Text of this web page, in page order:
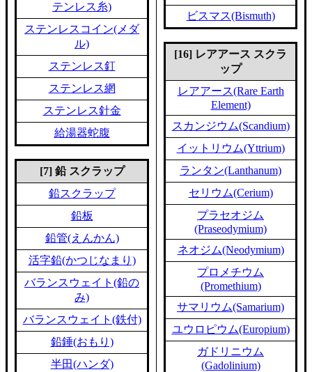
テンレス糸)
ステンレスコイン(メダ
ル)
ステンレス釘
ステンレス網
ステンレス針金
給湯器蛇腹
[7] 鉛 スクラップ
鉛スクラップ
鉛板
鉛管(えんかん)
活字鉛(かつじなまり)
バランスウェイト(鉛の
み)
バランスウェイト(鉄付)
鉛錘(おもり)
半田(ハンダ)
ビスマス(Bismuth)
[16] レアアース スクラ
ップ
レアアース(Rare Earth
Element)
スカンジウム(Scandium)
イットリウム(Yttrium)
ランタン(Lanthanum)
セリウム(Cerium)
プラセオジム
(Praseodymium)
ネオジム(Neodymium)
プロメチウム
(Promethium)
サマリウム(Samarium)
ユウロピウム(Europium)
ガドリニウム
(Gadolinium)